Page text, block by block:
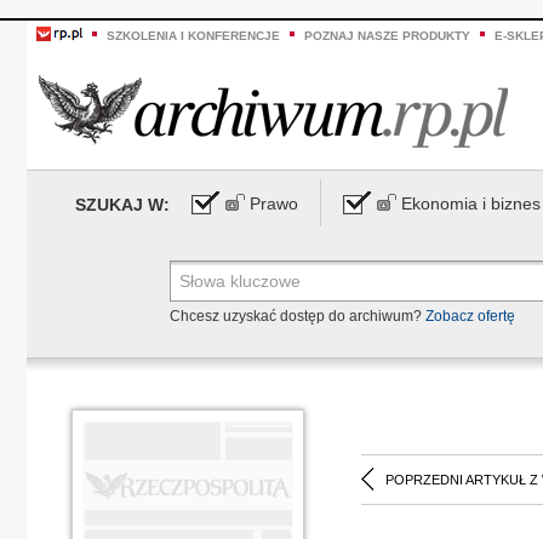
SZKOLENIA I KONFERENCJE POZNAJ NASZE PRODUKTY E-
SZUKAJ W: Prawo Ekonomia i biznes
Chcesz uzyskać dostęp do archiwum? Zobacz ofertę
POPRZEDNI ARTYKUŁ Z